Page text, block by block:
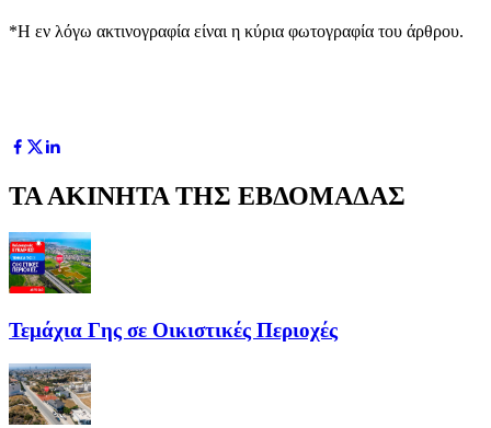
*Η εν λόγω ακτινογραφία είναι η κύρια φωτογραφία του άρθρου.
ΤΑ ΑΚΙΝΗΤΑ ΤΗΣ ΕΒΔΟΜΑΔΑΣ
Τεμάχια Γης σε Οικιστικές Περιοχές